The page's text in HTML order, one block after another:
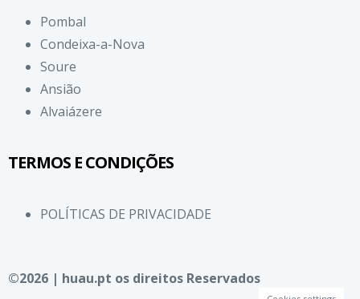
Pombal
Condeixa-a-Nova
Soure
Ansião
Alvaiázere
TERMOS E CONDIÇÕES
POLÍTICAS DE PRIVACIDADE
©2026 | huau.pt os direitos Reservados